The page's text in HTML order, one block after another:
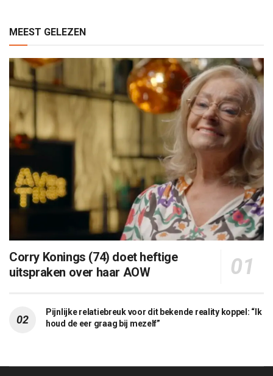
MEEST GELEZEN
Corry Konings (74) doet heftige
uitspraken over haar AOW
Pijnlijke relatiebreuk voor dit bekende reality koppel: “Ik
houd de eer graag bij mezelf”